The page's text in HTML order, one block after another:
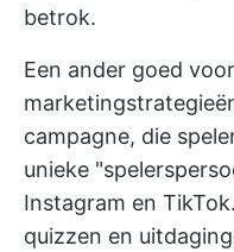
betrok.
Een ander goed
campagne, die
unieke
Instagram en
quizzen en